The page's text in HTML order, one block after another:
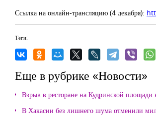
Ссылка на онлайн-трансляцию (4 декабря):
Теги:
Еще в рубрике «Новости»
Взрыв в ресторане на Кудринской площади
В Хакасии без лишнего шума отменили